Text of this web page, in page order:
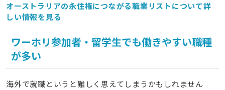
オーストラリアの永住権につながる職業リストについて詳
しい情報を見る
ワーホリ参加者・留学生でも働きやすい職種
が多い
海外で就職というと難しく思えてしまうかもしれません